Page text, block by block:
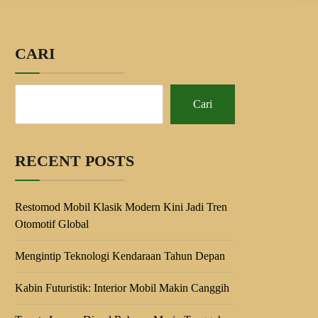
CARI
Cari
RECENT POSTS
Restomod Mobil Klasik Modern Kini Jadi Tren
Otomotif Global
Mengintip Teknologi Kendaraan Tahun Depan
Kabin Futuristik: Interior Mobil Makin Canggih